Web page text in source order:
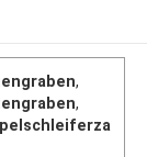
,
,